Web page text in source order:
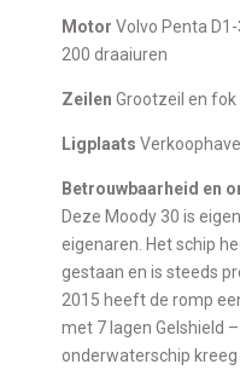
Motor Volvo Penta
200 draaiuren
Zeilen Grootzeil en fok
Ligplaats
Betrouwbaarheid en
Deze Moody 30 is
eigenaren. Het schip
gestaan en is steeds
2015 heeft de romp
met 7 lagen Gelshield –
onderwaterschip